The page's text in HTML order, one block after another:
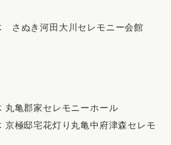
さぬき河田大川セレモニー会館
丸亀郡家セレモニーホール
京極邸宅花灯り丸亀中府津森セレモ